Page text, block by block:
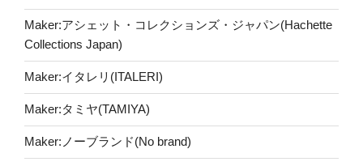
Maker:アシェット・コレクションズ・ジャパン(Hachette
Collections Japan)
Maker:イタレリ(ITALERI)
Maker:タミヤ(TAMIYA)
Maker:ノーブランド(No brand)